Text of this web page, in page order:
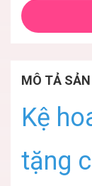
MÔ TẢ
Kệ
tặng